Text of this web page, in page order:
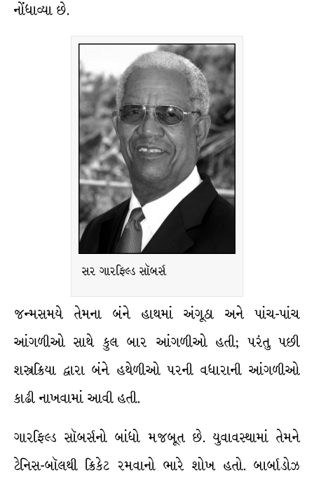
નોંધાવ્યા છે.
સર ગારફિલ્ડ સૉબર્સ
જન્મસમયે તેમના બંને હાથમાં અંગૂઠા અને પાંચ-પાંચ
આંગળીઓ સાથે કુલ બાર આંગળીઓ હતી; પરંતુ પછી
શસ્ત્રક્રિયા દ્વારા બંને હથેળીઓ પરની વધારાની આંગળીઓ
કાઢી નાખવામાં આવી હતી.
ગારફિલ્ડ સૉબર્સનો બાંધો મજબૂત છે. યુવાવસ્થામાં તેમને
ટેનિસ-બૉલથી ક્રિકેટ રમવાનો ભારે શોખ હતો. બાર્બાડોઝ